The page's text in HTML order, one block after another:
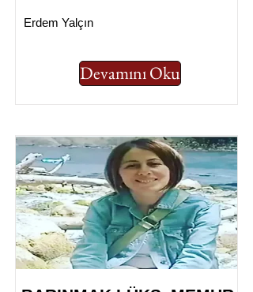
Erdem Yalçın
Devamını Oku